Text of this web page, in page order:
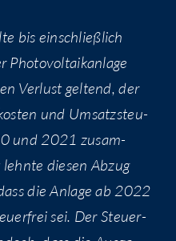
bis ein­schließ­lich
Pho­to­vol­ta­ik­an­la­ge
Ver­lust gel­tend, der
und Umsatz­steu­
und 2021 zusam­
die­sen Abzug
die Anla­ge ab 2022
sei. Der Steu­er­